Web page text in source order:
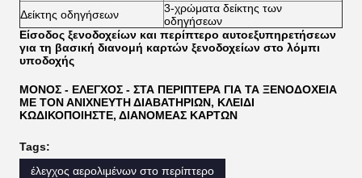
Δείκτης οδηγήσεων
3-χρώματα δείκτης των
οδηγήσεων
Είσοδος ξενοδοχείων και περίπτερο αυτοεξυπηρετήσεων
για τη βασική διανομή καρτών ξενοδοχείων στο λόμπι
υποδοχής
ΜΟΝΟΣ - ΕΛΕΓΧΟΣ - ΣΤΑ ΠΕΡΙΠΤΕΡΑ ΓΙΑ ΤΑ ΞΕΝΟΔΟΧΕΙΑ
ΜΕ ΤΟΝ ΑΝΙΧΝΕΥΤΗ ΔΙΑΒΑΤΗΡΙΩΝ, ΚΛΕΙΔΙ
ΚΩΔΙΚΟΠΟΙΗΣΤΕ, ΔΙΑΝΟΜΕΑΣ ΚΑΡΤΩΝ
Tags:
έλεγχος αερολιμένων στο περίπτερο